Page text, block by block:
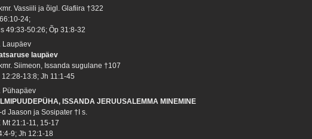
Vassiili ja õigl. Glafiira †322
24;
49:33-50:26; Õp 31:8-32
Laupäev
laupäev
Siimeon, Issanda sugulane †107
12:28-13:8; Jh 11:1-45
Pühapäev
ISSANDA JERUUSALEMMA MINEMINE
d Jaason ja Sosipater †I s.
Mt 21:1-11, 15-17
9; Jh 12:1-18